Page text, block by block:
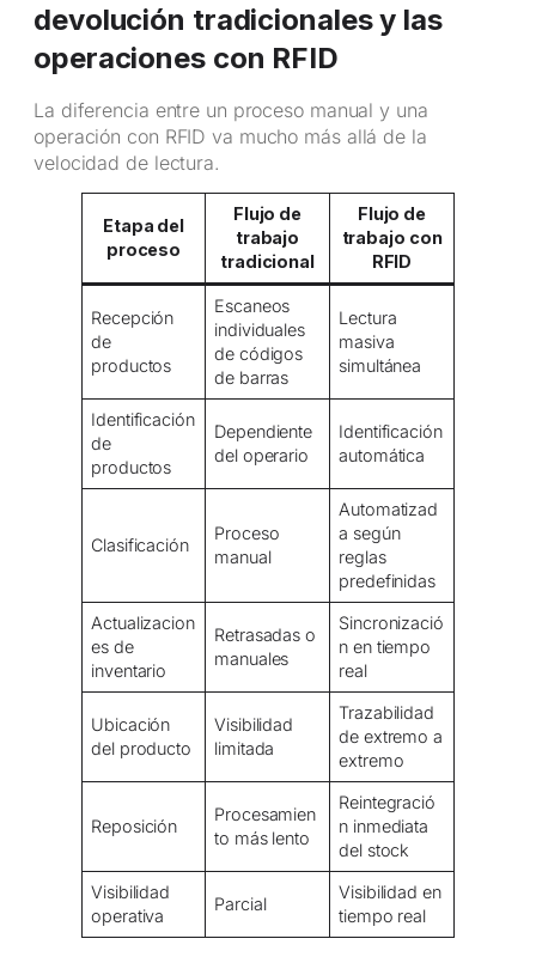
devolución tradicionales y las
operaciones con RFID
La diferencia entre un proceso manual y una
operación con RFID va mucho más allá de la
velocidad de lectura.
Etapa del
proceso
Flujo de
trabajo
tradicional
Flujo de
trabajo con
RFID
Recepción
de
productos
Escaneos
individuales
de códigos
de barras
Lectura
masiva
simultánea
Identificación
de
productos
Dependiente
del operario
Identificación
automática
Clasificación
Proceso
manual
Automatizad
a según
reglas
predefinidas
Actualizacion
es de
inventario
Retrasadas o
manuales
Sincronizació
n en tiempo
real
Ubicación
del producto
Visibilidad
limitada
Trazabilidad
de extremo a
extremo
Reposición
Procesamien
to más lento
Reintegració
n inmediata
del stock
Visibilidad
operativa
Parcial
Visibilidad en
tiempo real